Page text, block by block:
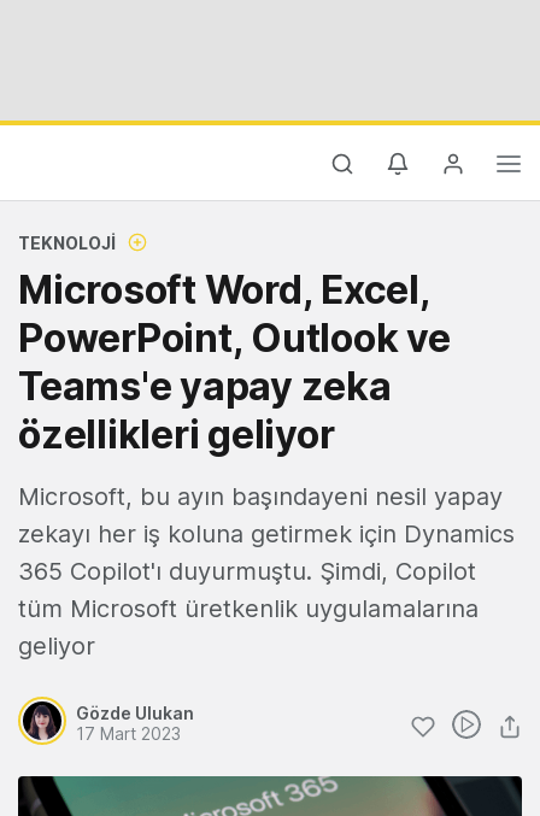
TEKNOLOJI
Microsoft Word, Excel,
PowerPoint, Outlook ve
Teams'e yapay zeka
özellikleri geliyor
Microsoft, bu ayın başındayeni nesil yapay
zekayı her iş koluna getirmek için Dynamics
365 Copilot'ı duyurmuştu. Şimdi, Copilot
tüm Microsoft üretkenlik uygulamalarına
geliyor
Gözde Ulukan
17 Mart 2023